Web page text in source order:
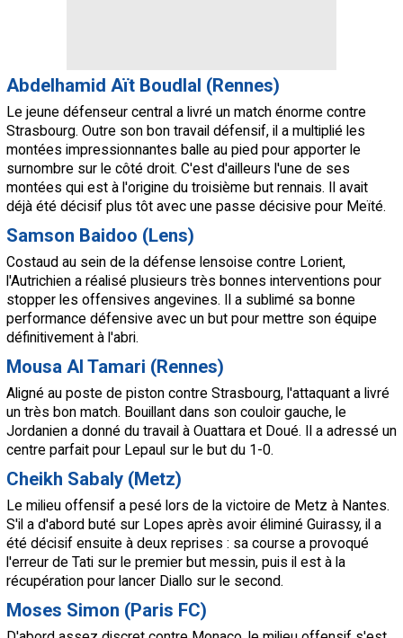
Abdelhamid Aït Boudlal (Rennes)
Le jeune défenseur central a livré un match énorme contre
Strasbourg. Outre son bon travail défensif, il a multiplié les
montées impressionnantes balle au pied pour apporter le
surnombre sur le côté droit. C'est d'ailleurs l'une de ses
montées qui est à l'origine du troisième but rennais. Il avait
déjà été décisif plus tôt avec une passe décisive pour Meïté.
Samson Baidoo (Lens)
Costaud au sein de la défense lensoise contre Lorient,
l'Autrichien a réalisé plusieurs très bonnes interventions pour
stopper les offensives angevines. Il a sublimé sa bonne
performance défensive avec un but pour mettre son équipe
définitivement à l'abri.
Mousa Al Tamari (Rennes)
Aligné au poste de piston contre Strasbourg, l'attaquant a livré
un très bon match. Bouillant dans son couloir gauche, le
Jordanien a donné du travail à Ouattara et Doué. Il a adressé un
centre parfait pour Lepaul sur le but du 1-0.
Cheikh Sabaly (Metz)
Le milieu offensif a pesé lors de la victoire de Metz à Nantes.
S'il a d'abord buté sur Lopes après avoir éliminé Guirassy, il a
été décisif ensuite à deux reprises : sa course a provoqué
l'erreur de Tati sur le premier but messin, puis il est à la
récupération pour lancer Diallo sur le second.
Moses Simon (Paris FC)